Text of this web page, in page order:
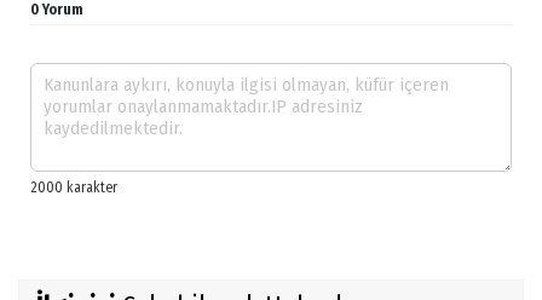
0 Yorum